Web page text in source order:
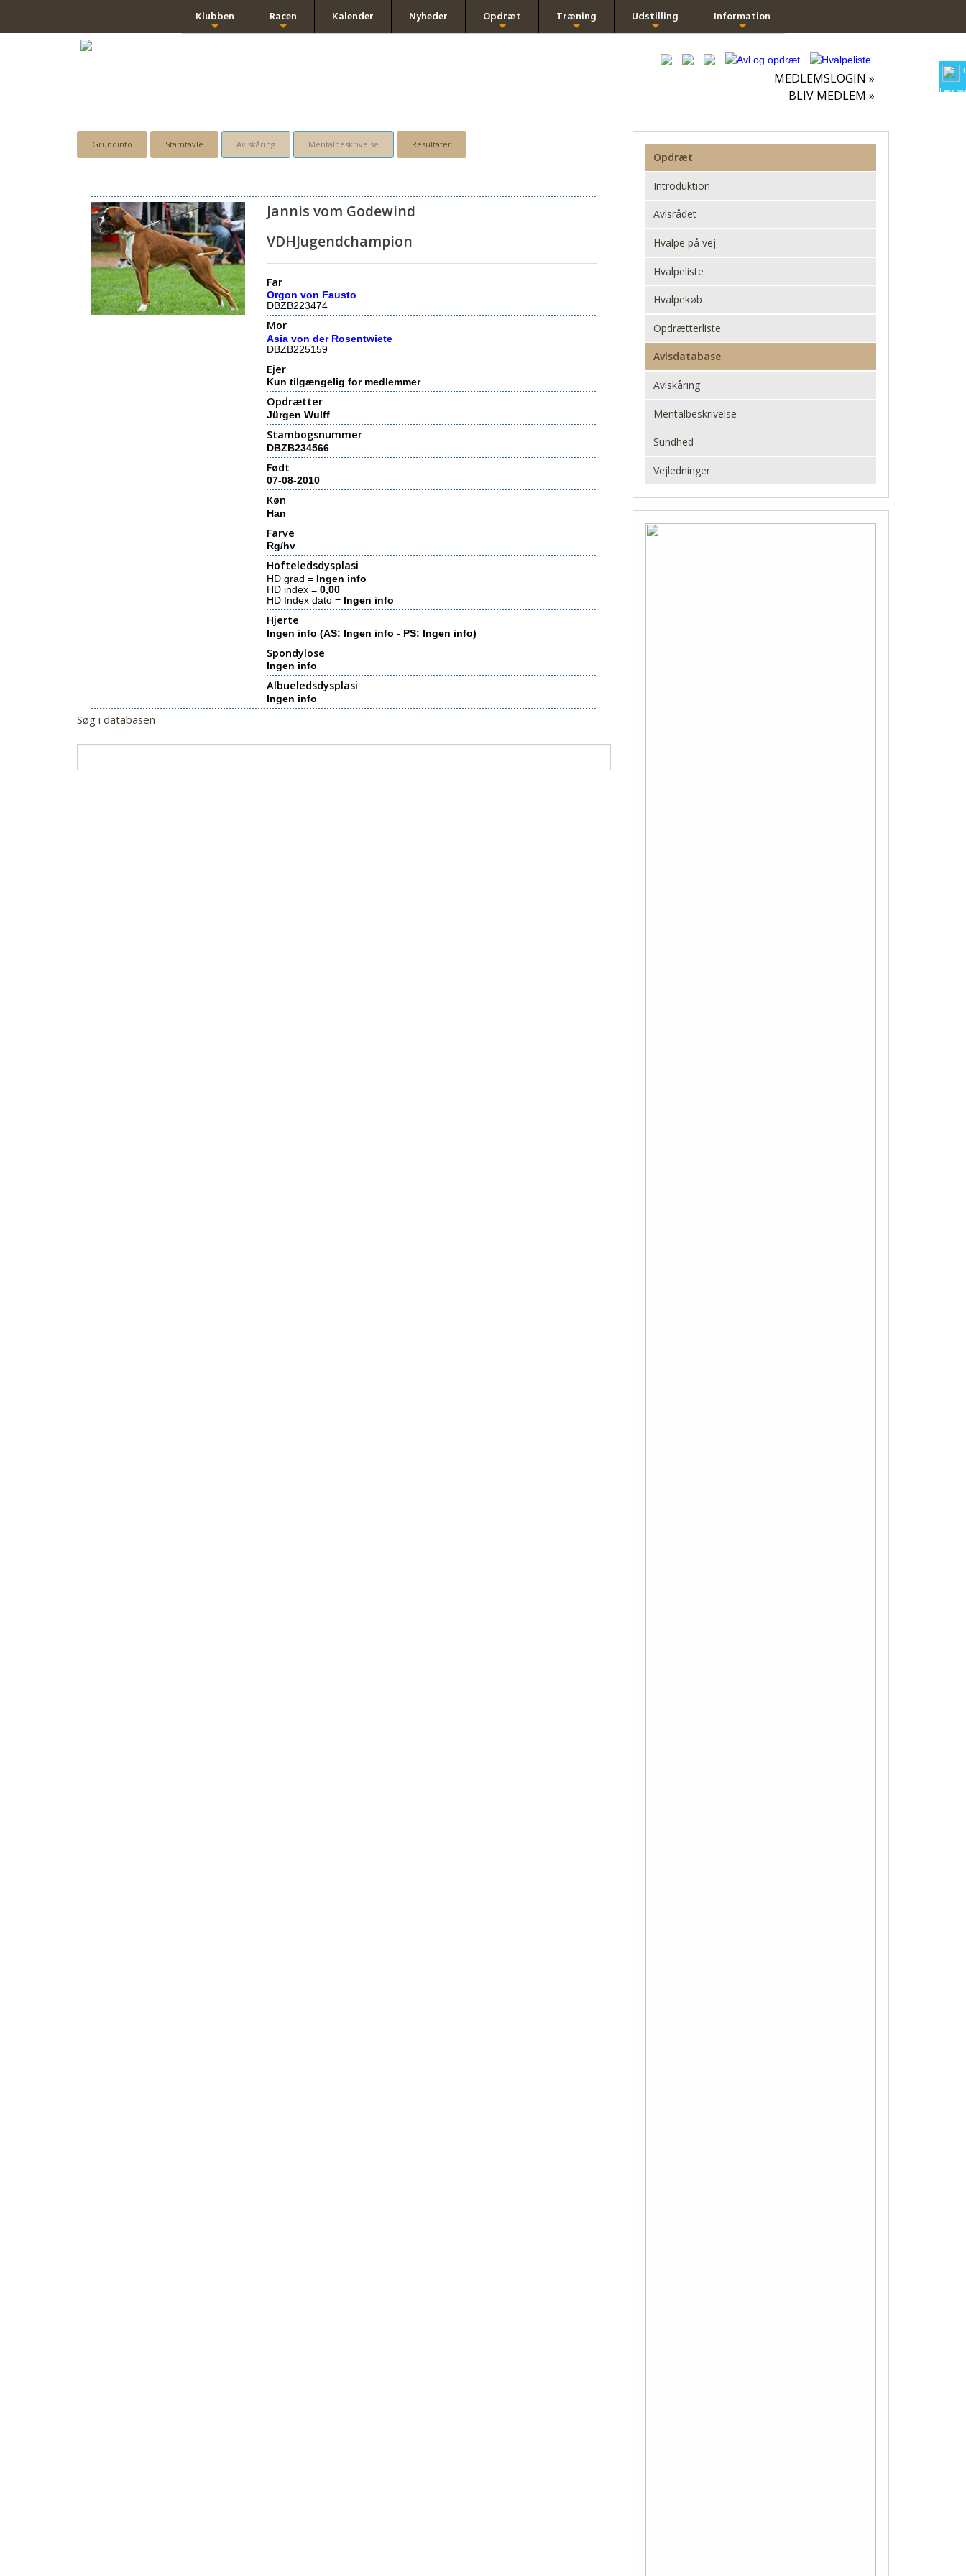
Læs
Klubben Racen Kalender Nyheder Opdræt Træning Udstilling Information
MEDLEMSLOGIN »
BLIV MEDLEM »
Grundinfo Stamtavle Avlskåring Mentalbeskrivelse Resultater
Jannis vom Godewind
VDHJugendchampion
Far
Orgon von Fausto
DBZB223474
Mor
Asia von der Rosentwiete
DBZB225159
Ejer
Kun tilgængelig for medlemmer
Opdrætter
Jürgen Wulff
Stambogsnummer
DBZB234566
Født
07-08-2010
Køn
Han
Farve
Rg/hv
Hofteledsdysplasi
HD grad = Ingen info
HD index =0,00
HD Index dato = Ingen info
Hjerte
Ingen info (AS: Ingen info - PS: Ingen info)
Spondylose
Ingen info
Albueledsdysplasi
Ingen info
Søg i databasen
Opdræt
Introduktion
Avlsrådet
Hvalpe på vej
Hvalpeliste
Hvalpekøb
Opdrætterliste
Avlsdatabase
Avlskåring
Mentalbeskrivelse
Sundhed
Vejledninger